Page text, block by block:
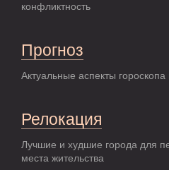
конфликтность
Прогноз
Актуальные аспекты
Релокация
Лучшие и худшие города для
места жительства